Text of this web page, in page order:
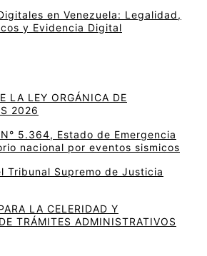
en Venezuela: Legalidad,
y Evidencia Digital
LA LEY ORGÁNICA DE
2026
5.364, Estado de Emergencia
nacional por eventos sismicos
Tribunal Supremo de Justicia
LA CELERIDAD Y
TRÁMITES ADMINISTRATIVOS